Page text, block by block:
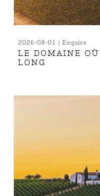
2026-08-01 | Esquire
LE DOMAINE
LONG